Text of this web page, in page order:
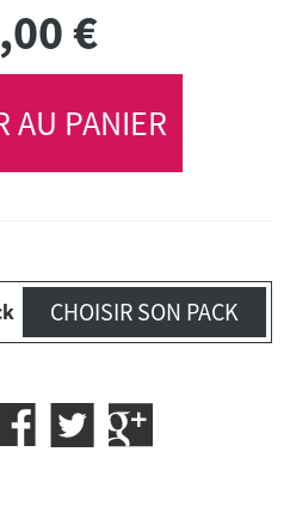
€
AU PANIER
CHOISIR SON PACK